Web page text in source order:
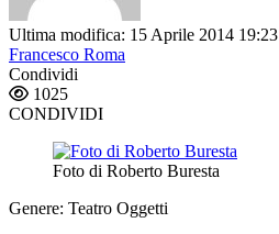
Ultima modifica: 15 Aprile 2014 19:23
Francesco Roma
Condividi
1025
CONDIVIDI
Foto di Roberto Buresta
Genere: Teatro Oggetti